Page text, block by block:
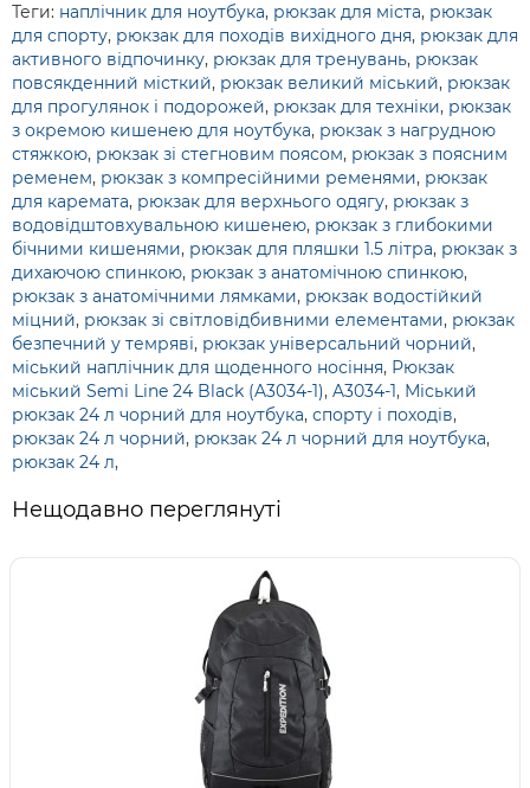
Теги: наплічник для ноутбука, рюкзак для міста, рюкзак
для спорту, рюкзак для походів вихідного дня, рюкзак для
активного відпочинку, рюкзак для тренувань, рюкзак
повсякденний місткий, рюкзак великий міський, рюкзак
для прогулянок і подорожей, рюкзак для техніки, рюкзак
з окремою кишенею для ноутбука, рюкзак з нагрудною
стяжкою, рюкзак зі стегновим поясом, рюкзак з поясним
ременем, рюкзак з компресійними ременями, рюкзак
для каремата, рюкзак для верхнього одягу, рюкзак з
водовідштовхувальною кишенею, рюкзак з глибокими
бічними кишенями, рюкзак для пляшки 1.5 літра, рюкзак з
дихаючою спинкою, рюкзак з анатомічною спинкою,
рюкзак з анатомічними лямками, рюкзак водостійкий
міцний, рюкзак зі світловідбивними елементами, рюкзак
безпечний у темряві, рюкзак універсальний чорний,
міський наплічник для щоденного носіння, Рюкзак
міський Semi Line 24 Black (A3034-1), A3034-1, Міський
рюкзак 24 л чорний для ноутбука, спорту і походів,
рюкзак 24 л чорний, рюкзак 24 л чорний для ноутбука,
рюкзак 24 л,
Нещодавно переглянуті